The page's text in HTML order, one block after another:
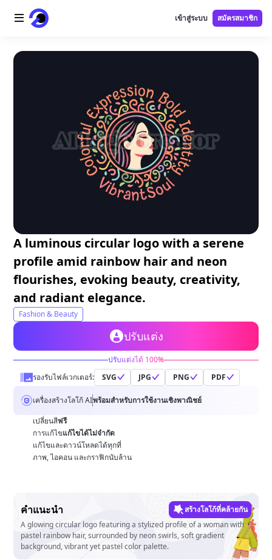
หน้าแรก
เครื่องมือฟรี
เข้าสู่ระบบ สมัครสมาชิก
A luminous circular logo with a serene
profile amid rainbow hair and neon
flourishes, evoking beauty, creativity,
and radiant elegance.
Fashion & Beauty
ปรับแต่ง
ปรับแต่งได้ 100%
รองรับไฟล์เวกเตอร์:
SVG JPG PNG PDF
เครื่องสร้างโลโก้ AIพร้อมสำหรับการใช้งานเชิงพาณิชย์
เปลี่ยนสีฟรี
การแก้ไขแก้ไขได้ไม่จำกัด
แก้ไขและดาวน์โหลดได้ทุกที่
ภาพ, ไอคอน และกราฟิกนับล้าน
คำแนะนำ
สร้างโลโก้ที่คล้ายกัน
A glowing circular logo featuring a stylized profile of a woman with
pastel rainbow hair, surrounded by neon swirls, soft gradient
background, vibrant yet pastel color palette.